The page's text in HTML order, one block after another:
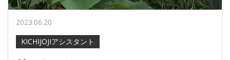
2023.06.20
KICHIJOJIアシスタント